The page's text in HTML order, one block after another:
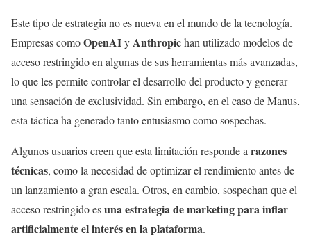
Este tipo de estrategia no es nueva en el mundo de la tecnología.
Empresas comoOpenAIyAnthropichan utilizado modelos de
acceso restringido en algunas de sus herramientas más avanzadas,
lo que les permite controlar el desarrollo del producto y generar
una sensación de exclusividad. Sin embargo, en el caso de Manus,
esta táctica ha generado tanto entusiasmo como sospechas.
Algunos usuarios creen que esta limitación responde a razones
técnicas, como la necesidad de optimizar el rendimiento antes de
un lanzamiento a gran escala. Otros, en cambio, sospechan que el
acceso restringido esuna estrategia de marketing para inflar
artificialmente el interés en la plataforma.